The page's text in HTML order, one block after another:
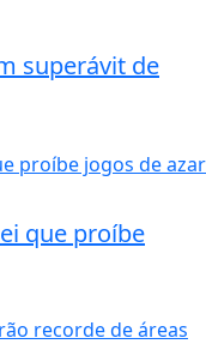
superávit de
que proíbe